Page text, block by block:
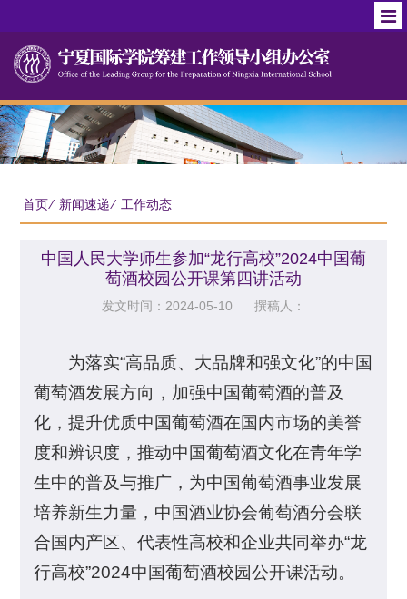
首页 ⁄ 新闻速递 ⁄ 工作动态
中国人民大学师生参加“龙行高校”2024中国葡
萄酒校园公开课第四讲活动
发文时间：2024-05-10 撰稿人：
为落实“高品质、大品牌和强文化”的中国
葡萄酒发展方向，加强中国葡萄酒的普及
化，提升优质中国葡萄酒在国内市场的美誉
度和辨识度，推动中国葡萄酒文化在青年学
生中的普及与推广，为中国葡萄酒事业发展
培养新生力量，中国酒业协会葡萄酒分会联
合国内产区、代表性高校和企业共同举办“龙
行高校”2024中国葡萄酒校园公开课活动。